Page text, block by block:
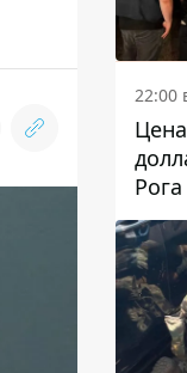
22:00